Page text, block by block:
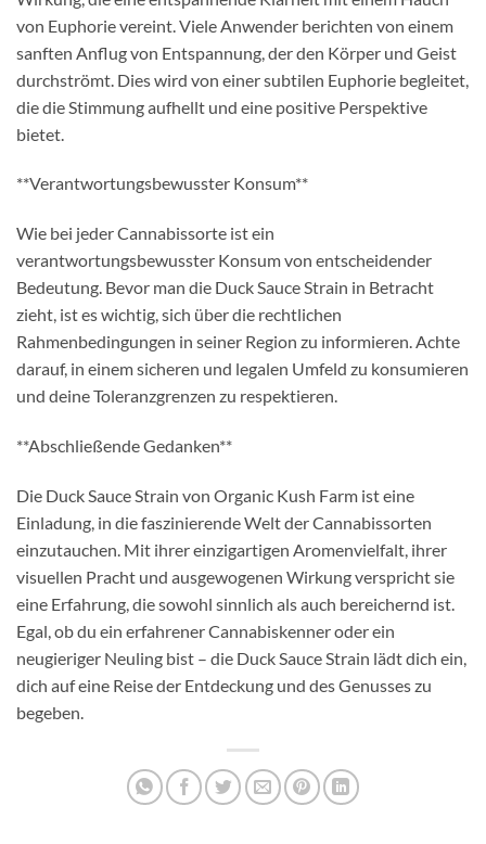
von Euphorie vereint. Viele Anwender berichten von einem
sanften Anflug von Entspannung, der den Körper und Geist
durchströmt. Dies wird von einer subtilen Euphorie begleitet,
die die Stimmung aufhellt und eine positive Perspektive
bietet.
**Verantwortungsbewusster Konsum**
Wie bei jeder Cannabissorte ist ein
verantwortungsbewusster Konsum von entscheidender
Bedeutung. Bevor man die Duck Sauce Strain in Betracht
zieht, ist es wichtig, sich über die rechtlichen
Rahmenbedingungen in seiner Region zu informieren. Achte
darauf, in einem sicheren und legalen Umfeld zu konsumieren
und deine Toleranzgrenzen zu respektieren.
**Abschließende Gedanken**
Die Duck Sauce Strain von Organic Kush Farm ist eine
Einladung, in die faszinierende Welt der Cannabissorten
einzutauchen. Mit ihrer einzigartigen Aromenvielfalt, ihrer
visuellen Pracht und ausgewogenen Wirkung verspricht sie
eine Erfahrung, die sowohl sinnlich als auch bereichernd ist.
Egal, ob du ein erfahrener Cannabiskenner oder ein
neugieriger Neuling bist – die Duck Sauce Strain lädt dich ein,
dich auf eine Reise der Entdeckung und des Genusses zu
begeben.